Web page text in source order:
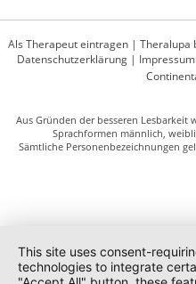
Als Therapeut eintragen | Theralupa
Datenschutzerklärung| Impressum
Aus Gründen der besseren
Sprachformen männlich,
Sämtliche Personenbezeichnungen
This site uses consent-
technologies to integrate